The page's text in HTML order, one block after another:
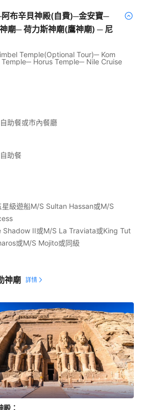
布辛貝神殿(自費)─金安寶─
廟─ 荷力斯神廟(鷹神廟) ─ 尼
Temple(Optional Tour)─ Kom
Horus Temple─ Nile Cruise
助餐或市內餐廳
助餐
星級遊船M/S Sultan Hassan或M/S
Shadow II或M/S La Traviata或King Tut
或M/S Mojito或同級
神廟
殿 ：